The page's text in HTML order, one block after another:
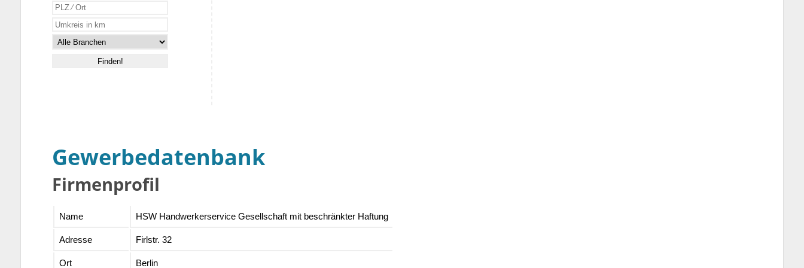
Gewerbedatenbank
Firmenprofil
Name HSW Handwerkerservice Gesellschaft mit beschränkter Haftung
Adresse Firlstr. 32
Ort Berlin